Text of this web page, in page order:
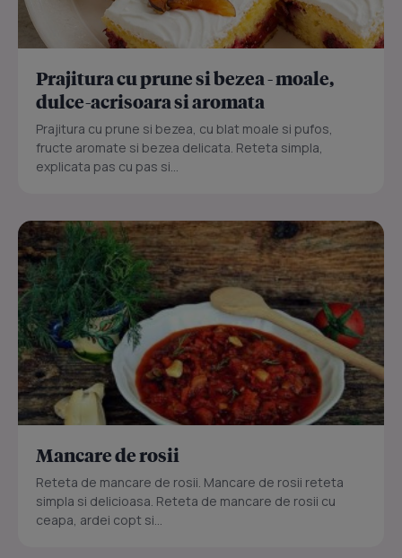
Prajitura cu prune si bezea - moale,
dulce-acrisoara si aromata
Prajitura cu prune si bezea, cu blat moale si pufos,
fructe aromate si bezea delicata. Reteta simpla,
explicata pas cu pas si...
Mancare de rosii
Reteta de mancare de rosii. Mancare de rosii reteta
simpla si delicioasa. Reteta de mancare de rosii cu
ceapa, ardei copt si...